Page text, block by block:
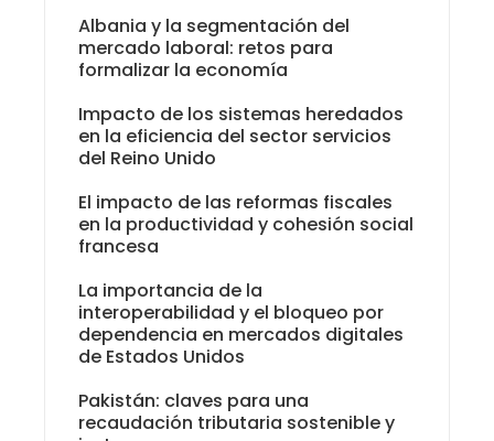
Albania y la segmentación del
mercado laboral: retos para
formalizar la economía
Impacto de los sistemas heredados
en la eficiencia del sector servicios
del Reino Unido
El impacto de las reformas fiscales
en la productividad y cohesión social
francesa
La importancia de la
interoperabilidad y el bloqueo por
dependencia en mercados digitales
de Estados Unidos
Pakistán: claves para una
recaudación tributaria sostenible y